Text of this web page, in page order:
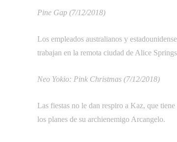
Pine Gap (7/12/2018)
Los empleados australianos y
trabajan en la remota ciudad de Alice
Neo Yokio: Pink Christmas (7/12/2018)
Las fiestas no le dan respiro a Kaz, que
los planes de su archienemigo Arcangelo.